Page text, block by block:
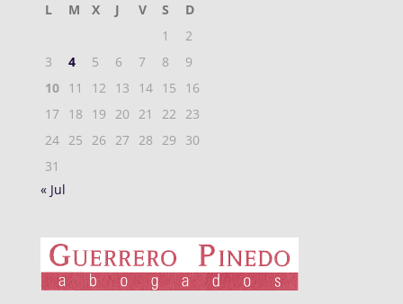
L M X J V S
D
1
2
3
4 5 6 7 8
9
10 11 12 13 14 15
16
17
18 19 20 21 22
23
24 25 26 27 28 29
30
31
« Jul